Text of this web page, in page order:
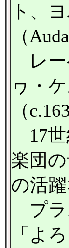
ト、
（
レー
ヮ・
（
17世
楽団
の活
プラ
「よ